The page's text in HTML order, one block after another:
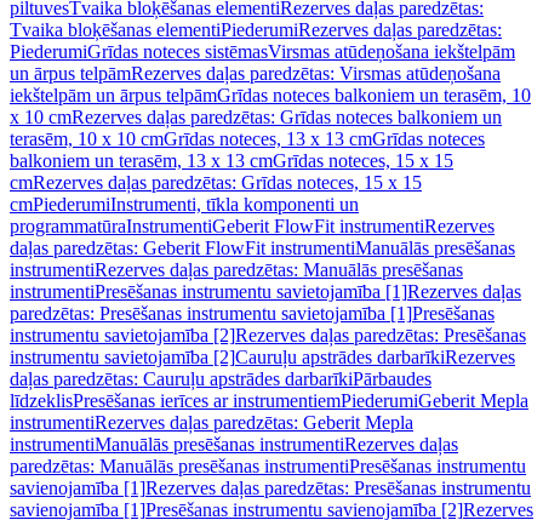
piltuvesTvaika bloķēšanas elementiRezerves daļas paredzētas:
Tvaika bloķēšanas elementiPiederumiRezerves daļas paredzētas:
PiederumiGrīdas noteces sistēmasVirsmas atūdeņošana iekštelpām
un ārpus telpāmRezerves daļas paredzētas: Virsmas atūdeņošana
iekštelpām un ārpus telpāmGrīdas noteces balkoniem un terasēm, 10
x 10 cmRezerves daļas paredzētas: Grīdas noteces balkoniem un
terasēm, 10 x 10 cmGrīdas noteces, 13 x 13 cmGrīdas noteces
balkoniem un terasēm, 13 x 13 cmGrīdas noteces, 15 x 15
cmRezerves daļas paredzētas: Grīdas noteces, 15 x 15
cmPiederumiInstrumenti, tīkla komponenti un
programmatūraInstrumentiGeberit FlowFit instrumentiRezerves
daļas paredzētas: Geberit FlowFit instrumentiManuālās presēšanas
instrumentiRezerves daļas paredzētas: Manuālās presēšanas
instrumentiPresēšanas instrumentu savietojamība [1]Rezerves daļas
paredzētas: Presēšanas instrumentu savietojamība [1]Presēšanas
instrumentu savietojamība [2]Rezerves daļas paredzētas: Presēšanas
instrumentu savietojamība [2]Cauruļu apstrādes darbarīkiRezerves
daļas paredzētas: Cauruļu apstrādes darbarīkiPārbaudes
līdzeklisPresēšanas ierīces ar instrumentiemPiederumiGeberit Mepla
instrumentiRezerves daļas paredzētas: Geberit Mepla
instrumentiManuālās presēšanas instrumentiRezerves daļas
paredzētas: Manuālās presēšanas instrumentiPresēšanas instrumentu
savienojamība [1]Rezerves daļas paredzētas: Presēšanas instrumentu
savienojamība [1]Presēšanas instrumentu savienojamība [2]Rezerves